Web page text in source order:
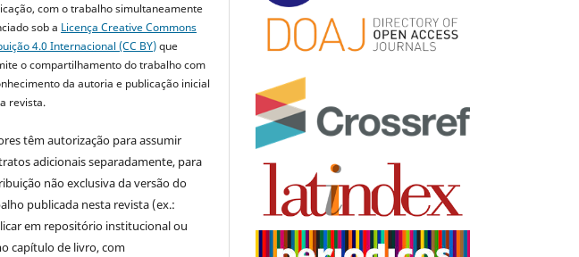
com o trabalho simultaneamente
sob a Licença Creative Commons
4.0 Internacional (CC BY)que
o compartilhamento do trabalho com
da autoria e publicação inicial
revista.
têm autorização para assumir
adicionais separadamente, para
não exclusiva da versão do
publicada nesta revista (ex.:
em repositório institucional ou
capítulo de livro, com